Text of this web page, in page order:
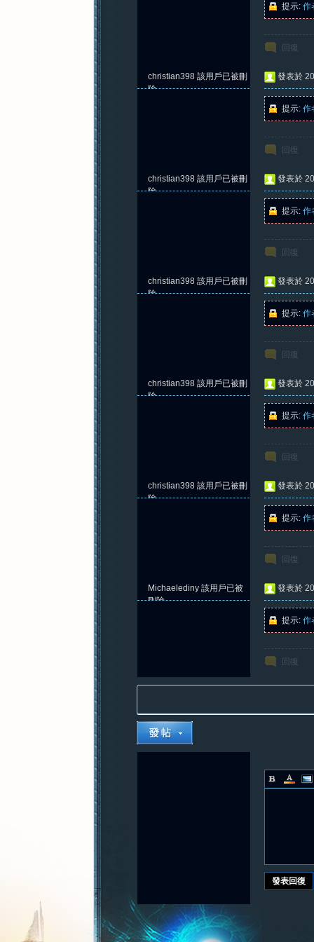
元
提示: 作
回復
christian398 該用戶已被刪
除
發表於
提示: 作
回復
christian398 該用戶已被刪
除
發表於
提示: 作
回復
christian398 該用戶已被刪
除
發表於
提示: 作
回復
christian398 該用戶已被刪
除
發表於
提示: 作
回復
christian398 該用戶已被刪
除
發表於
提示: 作
回復
Michaelediny 該用戶已被
刪除
發表於
提示: 作
回復
發表回復